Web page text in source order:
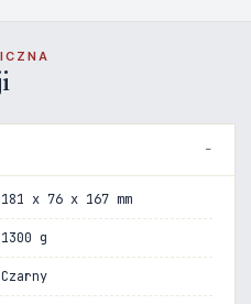
181 x 76 x 167 mm
1300 g
Czarny